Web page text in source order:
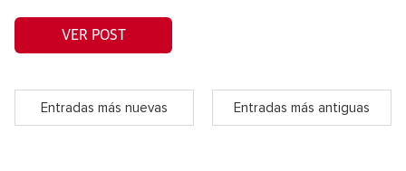
VER POST
Entradas más nuevas Entradas más antiguas